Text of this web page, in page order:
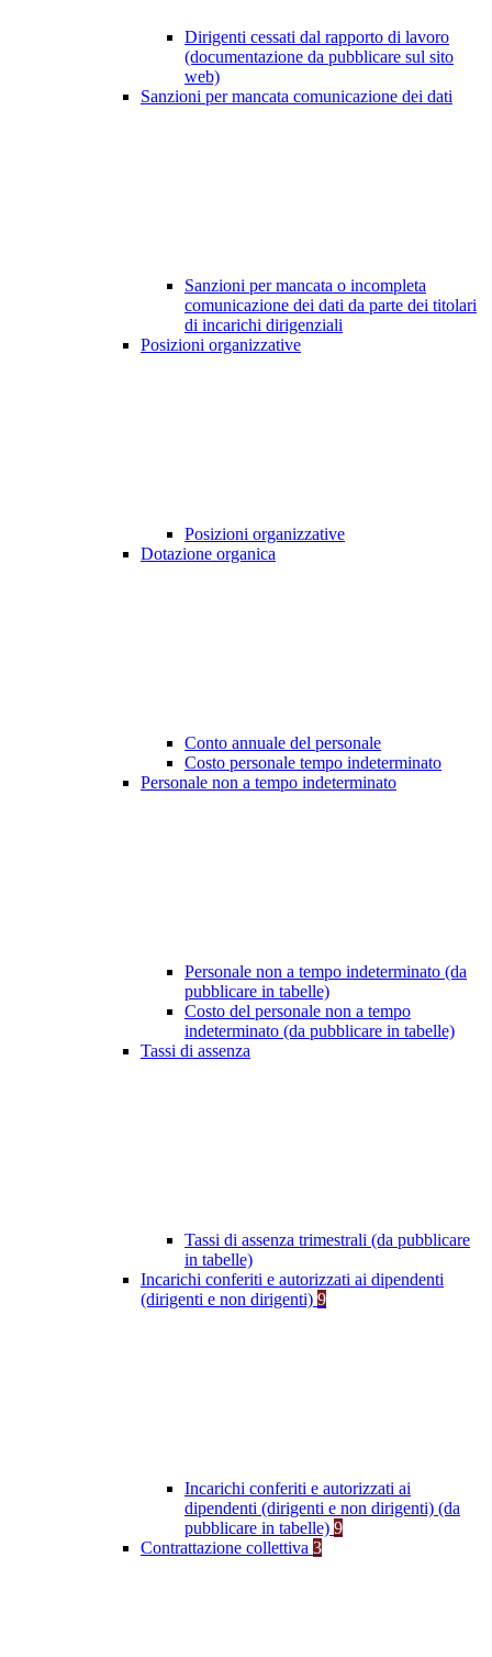
Dirigenti cessati dal rapporto di lavoro
(documentazione da pubblicare sul sito
web)
Sanzioni per mancata comunicazione dei dati
Sanzioni per mancata o incompleta
comunicazione dei dati da parte dei titolari
di incarichi dirigenziali
Posizioni organizzative
Posizioni organizzative
Dotazione organica
Conto annuale del personale
Costo personale tempo indeterminato
Personale non a tempo indeterminato
Personale non a tempo indeterminato (da
pubblicare in tabelle)
Costo del personale non a tempo
indeterminato (da pubblicare in tabelle)
Tassi di assenza
Tassi di assenza trimestrali (da pubblicare
in tabelle)
Incarichi conferiti e autorizzati ai dipendenti
(dirigenti e non dirigenti) 9
Incarichi conferiti e autorizzati ai
dipendenti (dirigenti e non dirigenti) (da
pubblicare in tabelle) 9
Contrattazione collettiva 3